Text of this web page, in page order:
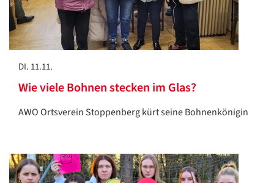
DI. 11.11.
Wie viele Bohnen stecken im Glas?
AWO Ortsverein Stoppenberg kürt seine Bohnenkönigin